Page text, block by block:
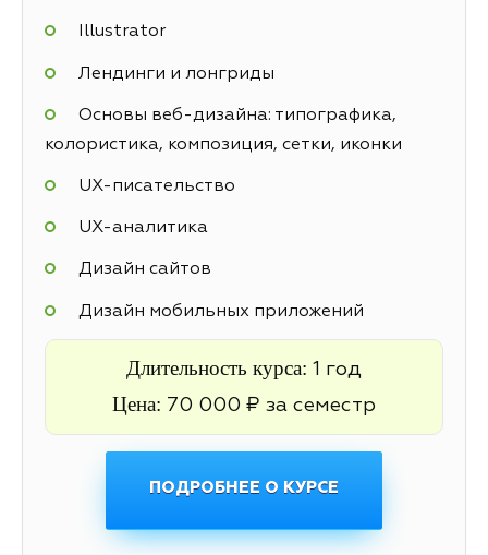
Illustrator
Лендинги и лонгриды
Основы веб-дизайна: типографика,
колористика, композиция, сетки, иконки
UX-писательство
UX-аналитика
Дизайн сайтов
Дизайн мобильных приложений
Длительность курса: 1 год
Цена: 70 000 ₽ за семестр
ПОДРОБНЕЕ О КУРСЕ